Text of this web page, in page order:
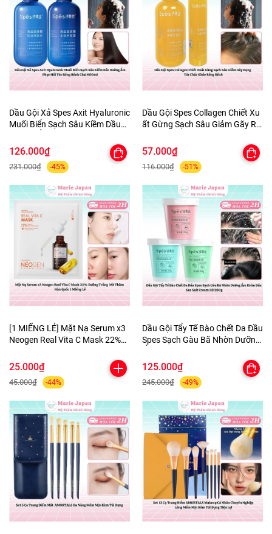
Dầu Gội Xả Spes Axit Hyaluronic
Muối Biển Sạch Sâu Kiềm Dầu
Bềnh Chai 600ml
126.000₫
231.000₫ -45%
Dầu Gội Spes Collagen Chiết Xu
ất Gừng Sạch Sâu Giảm Gãy Rụ
57.000₫
116.000₫ -51%
[1 MIẾNG LẺ] Mặt Nạ Serum x3
Neogen Real Vita C Mask 22%
Quốc
25.000₫
45.000₫ -44%
Dầu Gội Tẩy Tế Bào Chết Da Đầu
Spes Sạch Gàu Bã Nhờn Dưỡng
Hũ 280g
125.000₫
245.000₫ -49%